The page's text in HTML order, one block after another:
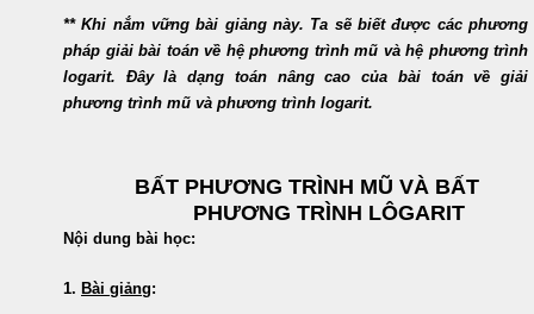
** Khi nắm vững bài giảng này. Ta sẽ biết được các phương
pháp giải bài toán về hệ phương trình mũ và hệ phương trình
logarit. Đây là dạng toán nâng cao của bài toán về giải
phương trình mũ và phương trình logarit.
BẤT PHƯƠNG TRÌNH MŨ VÀ BẤT
PHƯƠNG TRÌNH LÔGARIT
Nội dung bài học:
1. Bài giảng: